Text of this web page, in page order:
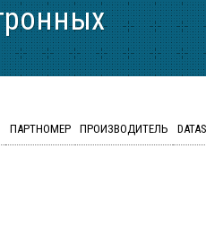
ПАРТНОМЕР ПРОИЗВОДИТЕЛЬ